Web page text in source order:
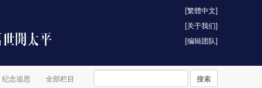
[繁體中文]
[关于我们]
[编辑团队]
纪念追思 全部栏目 搜索